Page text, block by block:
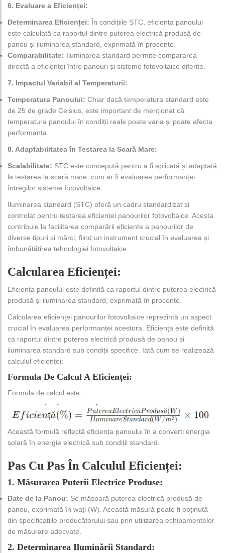
6. Evaluare a Eficienței:
Determinarea Eficienței: În condițiile STC, eficiența panoului
este calculată ca raportul dintre puterea electrică produsă de
panou și iluminarea standard, exprimată în procente.
Comparabilitate: Iluminarea standard permite compararea
directă a eficienței între panouri și sisteme fotovoltaice diferite.
7. Impactul Variabil al Temperaturii:
Temperatura Panoului: Chiar dacă temperatura standard este
de 25 de grade Celsius, este important de menționat că
temperatura panoului în condiții reale poate varia și poate afecta
performanța.
8. Adaptabilitatea în Testarea la Scară Mare:
Scalabilitate: STC este concepută pentru a fi aplicată și adaptată
la testarea la scară mare, cum ar fi evaluarea performanței
întregilor sisteme fotovoltaice.
Iluminarea standard (STC) oferă un cadru standardizat și
controlat pentru testarea eficienței panourilor fotovoltaice. Acesta
contribuie la facilitarea comparării eficiente a panourilor de
diverse tipuri și mărci, fiind un instrument crucial în evaluarea și
îmbunătățirea tehnologiei fotovoltaice.
Calcularea Eficienței:
Eficiența panoului este definită ca raportul dintre puterea electrică
produsă și iluminarea standard, exprimată în procente.
Calcularea eficienței panourilor fotovoltaice reprezintă un aspect
crucial în evaluarea performanței acestora. Eficiența este definită
ca raportul dintre puterea electrică produsă de panou și
iluminarea standard sub condiții specifice. Iată cum se realizează
calculul eficienței:
Formula De Calcul A Eficienței:
Formula de calcul este:
Această formulă reflectă eficiența panoului în a converti energia
solară în energie electrică sub condiții standard.
Pas Cu Pas În Calculul Eficienței:
1. Măsurarea Puterii Electrice Produse:
Date de la Panou: Se măsoară puterea electrică produsă de
panou, exprimată în wați (W). Această măsură poate fi obținută
din specificațiile producătorului sau prin utilizarea echipamentelor
de măsurare adecvate.
2. Determinarea Iluminării Standard: